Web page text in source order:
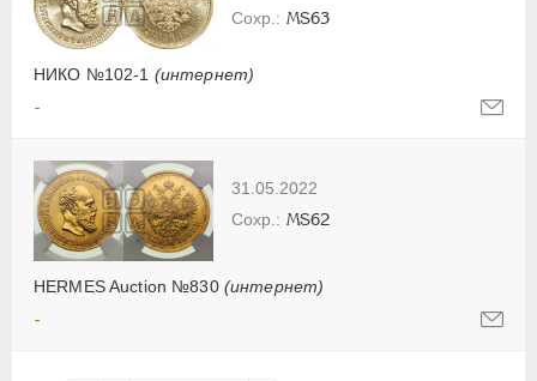
НИКО №102-1 (интернет)
MS63
-
31.05.2022
HERMES Auction №830 (интернет)
MS62
-